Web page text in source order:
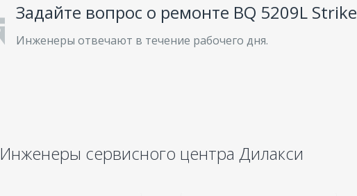
Задайте вопрос о ремонте BQ 5209L Strike
Инженеры отвечают в течение рабочего дня.
Инженеры сервисного центра Дилакси